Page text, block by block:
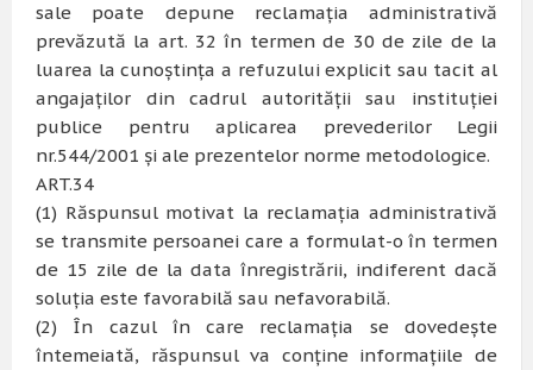
sale poate depune reclamaţia administrativă
prevăzută la art. 32 în termen de 30 de zile de la
luarea la cunoştinţa a refuzului explicit sau tacit al
angajaţilor din cadrul autorităţii sau instituţiei
publice pentru aplicarea prevederilor Legii
nr.544/2001 şi ale prezentelor norme metodologice.
ART.34
(1) Răspunsul motivat la reclamaţia administrativă
se transmite persoanei care a formulat-o în termen
de 15 zile de la data înregistrării, indiferent dacă
soluţia este favorabilă sau nefavorabilă.
(2) În cazul în care reclamaţia se dovedeşte
întemeiată, răspunsul va conţine informaţiile de